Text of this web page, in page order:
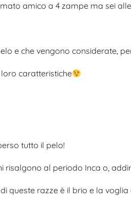
amico a 4 zampe ma sei
e che vengono considerate,
caratteristiche
tutto il pelo!
risalgono al periodo Inca o,
queste razze è il brio e la voglia